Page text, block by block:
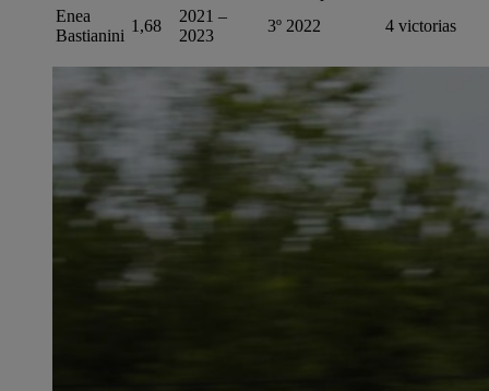
Enea
Bastianini
1,68
2021 –
2023
3º 2022 4 victorias